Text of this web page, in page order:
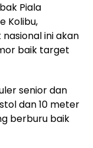
Piala
Kolibu,
ini akan
baik target
senior dan
dan 10 meter
berburu baik